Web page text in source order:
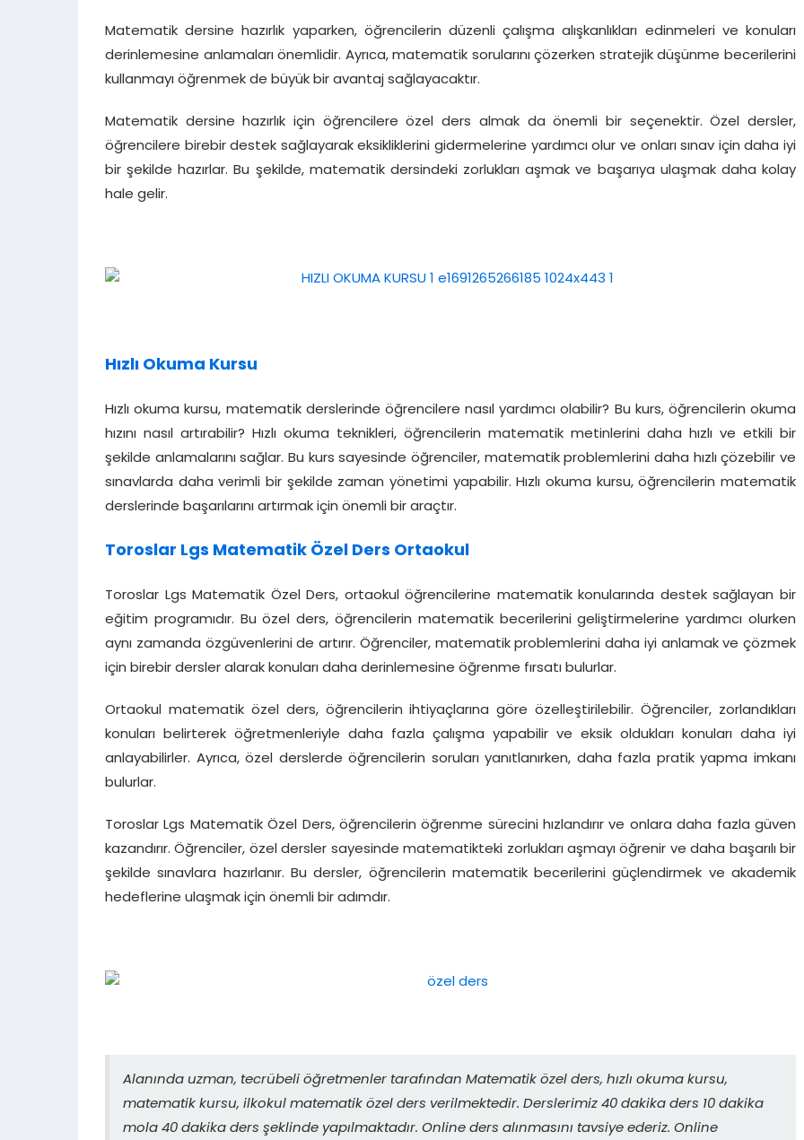
Matematik dersine hazırlık yaparken, öğrencilerin düzenli çalışma alışkanlıkları edinmeleri ve konuları
derinlemesine anlamaları önemlidir. Ayrıca, matematik sorularını çözerken stratejik düşünme becerilerini
kullanmayı öğrenmek de büyük bir avantaj sağlayacaktır.
Matematik dersine hazırlık için öğrencilere özel ders almak da önemli bir seçenektir. Özel dersler,
öğrencilere birebir destek sağlayarak eksikliklerini gidermelerine yardımcı olur ve onları sınav için daha iyi
bir şekilde hazırlar. Bu şekilde, matematik dersindeki zorlukları aşmak ve başarıya ulaşmak daha kolay
hale gelir.
Hızlı Okuma Kursu
Hızlı okuma kursu, matematik derslerinde öğrencilere nasıl yardımcı olabilir? Bu kurs, öğrencilerin okuma
hızını nasıl artırabilir? Hızlı okuma teknikleri, öğrencilerin matematik metinlerini daha hızlı ve etkili bir
şekilde anlamalarını sağlar. Bu kurs sayesinde öğrenciler, matematik problemlerini daha hızlı çözebilir ve
sınavlarda daha verimli bir şekilde zaman yönetimi yapabilir. Hızlı okuma kursu, öğrencilerin matematik
derslerinde başarılarını artırmak için önemli bir araçtır.
Toroslar Lgs Matematik Özel Ders Ortaokul
Toroslar Lgs Matematik Özel Ders, ortaokul öğrencilerine matematik konularında destek sağlayan bir
eğitim programıdır. Bu özel ders, öğrencilerin matematik becerilerini geliştirmelerine yardımcı olurken
aynı zamanda özgüvenlerini de artırır. Öğrenciler, matematik problemlerini daha iyi anlamak ve çözmek
için birebir dersler alarak konuları daha derinlemesine öğrenme fırsatı bulurlar.
Ortaokul matematik özel ders, öğrencilerin ihtiyaçlarına göre özelleştirilebilir. Öğrenciler, zorlandıkları
konuları belirterek öğretmenleriyle daha fazla çalışma yapabilir ve eksik oldukları konuları daha iyi
anlayabilirler. Ayrıca, özel derslerde öğrencilerin soruları yanıtlanırken, daha fazla pratik yapma imkanı
bulurlar.
Toroslar Lgs Matematik Özel Ders, öğrencilerin öğrenme sürecini hızlandırır ve onlara daha fazla güven
kazandırır. Öğrenciler, özel dersler sayesinde matematikteki zorlukları aşmayı öğrenir ve daha başarılı bir
şekilde sınavlara hazırlanır. Bu dersler, öğrencilerin matematik becerilerini güçlendirmek ve akademik
hedeflerine ulaşmak için önemli bir adımdır.
Alanında uzman, tecrübeli öğretmenler tarafından Matematik özel ders, hızlı okuma kursu,
matematik kursu, ilkokul matematik özel ders verilmektedir. Derslerimiz 40 dakika ders 10 dakika
mola 40 dakika ders şeklinde yapılmaktadır. Online ders alınmasını tavsiye ederiz. Online